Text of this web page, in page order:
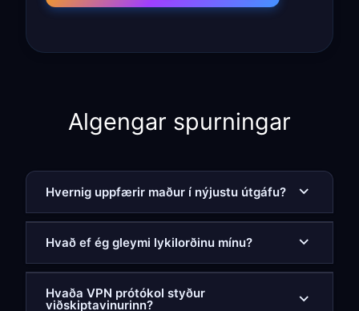
Algengar spurningar
Hvernig uppfærir maður í nýjustu útgáfu?
Hvað ef ég gleymi lykilorðinu mínu?
Hvaða VPN prótókol styður
viðskiptavinurinn?